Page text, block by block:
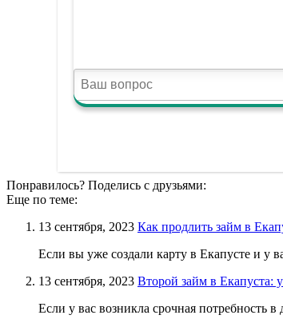
Понравилось? Поделись с друзьями:
Еще по теме:
13 сентября, 2023 Как продлить займ в
Если вы уже создали карту в Екапусте и у
13 сентября, 2023 Второй займ в Екапуста:
Если у вас возникла срочная потребность в